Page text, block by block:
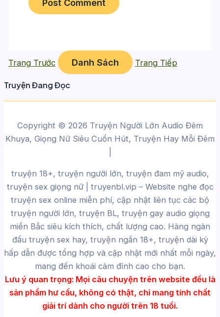
Trang Trước Danh Sách Trang Tiếp
Truyện Đang Đọc
Copyright © 2026 Truyện Người Lớn Audio Đêm
Khuya, Giọng Nữ Siêu Cuốn Hút, Truyện Hay Mỗi Đêm
truyện 18+, truyện người lớn, truyện đam mỹ audio,
truyện sex giọng nữ | truyenbl.vip – Website nghe đọc
truyện sex online miễn phí, cập nhật liên tục các bộ
truyện người lớn, truyện BL, truyện gay audio giọng
miền Bắc siêu kích thích, chất lượng cao. Hàng ngàn
đầu truyện sex hay, truyện ngắn 18+, truyện dài kỳ
hấp dẫn được tổng hợp và cập nhật mới nhất mỗi ngày,
mang đến khoái cảm đỉnh cao cho bạn.
Lưu ý quan trọng: Mọi câu chuyện trên website đều là
sản phẩm hư cấu, không có thật, chỉ mang tính chất
giải trí dành cho người trên 18 tuổi.